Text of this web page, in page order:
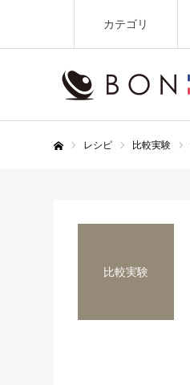
カテゴリ
レシピ 比較実験
比較実験